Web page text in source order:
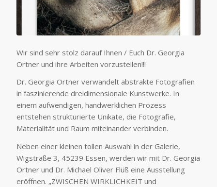
Wir sind sehr stolz darauf Ihnen / Euch Dr. Georgia
Ortner und ihre Arbeiten vorzustellen!!!
Dr. Georgia Ortner verwandelt abstrakte Fotografien
in faszinierende dreidimensionale Kunstwerke. In
einem aufwendigen, handwerklichen Prozess
entstehen strukturierte Unikate, die Fotografie,
Materialität und Raum miteinander verbinden.
Neben einer kleinen tollen Auswahl in der Galerie,
Wigstraße 3, 45239 Essen, werden wir mit Dr. Georgia
Ortner und Dr. Michael Oliver Flüß eine Ausstellung
eröffnen. „ZWISCHEN WIRKLICHKEIT und